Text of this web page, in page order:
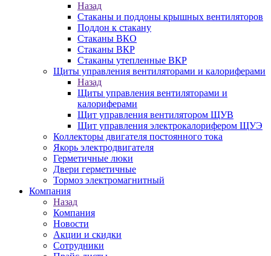
Назад
Стаканы и поддоны крышных вентиляторов
Поддон к стакану
Стаканы ВКО
Стаканы ВКР
Стаканы утепленные ВКР
Щиты управления вентиляторами и калориферами
Назад
Щиты управления вентиляторами и
калориферами
Щит управления вентилятором ЩУВ
Щит управления электрокалорифером ЩУЭ
Коллекторы двигателя постоянного тока
Якорь электродвигателя
Герметичные люки
Двери герметичные
Тормоз электромагнитный
Компания
Назад
Компания
Новости
Акции и скидки
Сотрудники